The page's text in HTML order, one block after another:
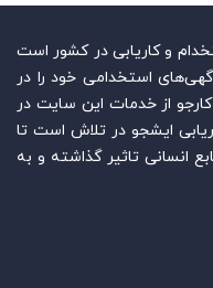
و کاریابی در کشور است
استخدامی خود را در
از خدمات این سایت در
ایشجو در تلاش است تا
انسانی تاثیر گذاشته و به